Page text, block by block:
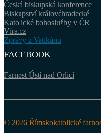
Česká biskupská konference
Biskupství královéhradecké
Katolické bohoslužby v ČR
Víra.cz
Zprávy z Vatikánu
FACEBOOK
Farnost Ústí nad Orlicí
© 2026 Římskokatolické